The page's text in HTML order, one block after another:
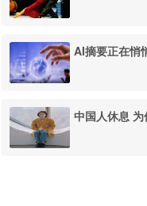
AI摘要正在悄
中国人休息 为